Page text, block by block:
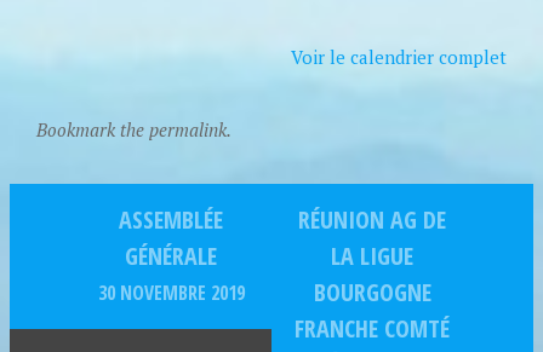
Voir le calendrier complet
Bookmark the permalink.
ASSEMBLÉE
GÉNÉRALE
30 NOVEMBRE 2019
RÉUNION AG DE
LA LIGUE
BOURGOGNE
FRANCHE COMTÉ